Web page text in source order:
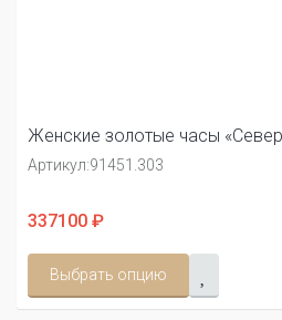
Женские золотые часы
Артикул:91451.303
337100 ₽
Выбрать опцию